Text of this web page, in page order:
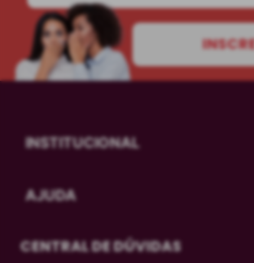
INSTITUCIONAL
AJUDA
CENTRAL DE DÚVIDAS